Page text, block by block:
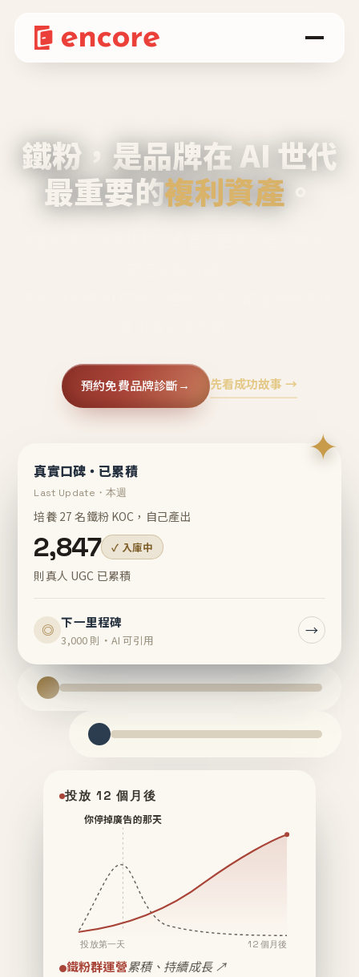
鐵粉，是品牌在 AI 世代
最重要的複利資產 。
預約免費品牌診斷→ 先看成功故事 →
✦
真實口碑・已累積
Last Update・本週
培養 27 名鐵粉 KOC，自己產出
2,847 ✓ 入庫中
則真人 UGC 已累積
◎ 下一里程碑
3,000 則・AI 可引用
→
投放 12 個月後
你停掉廣告的那天
投放第一天 12 個月後
鐵粉群運營累積、持續成長 ↗